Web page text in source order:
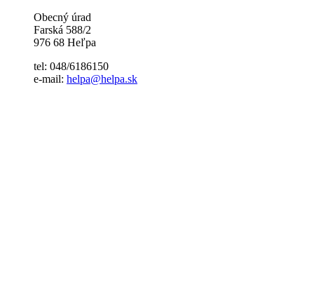
Obecný úrad
Farská 588/2
976 68 Heľpa
tel: 048/6186150
e-mail: helpa@helpa.sk